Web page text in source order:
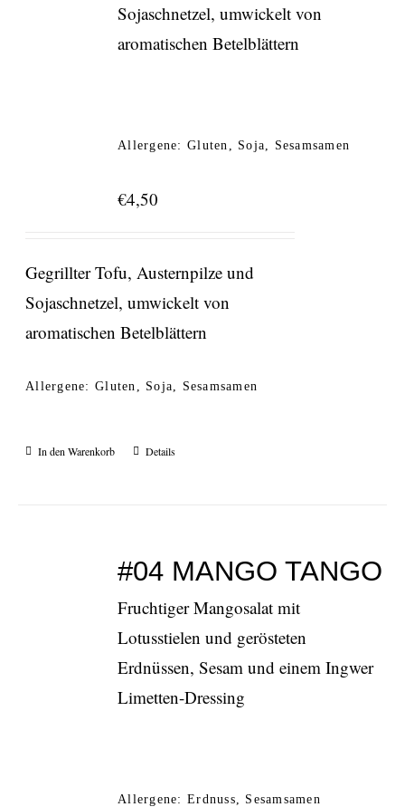
Sojaschnetzel, umwickelt von
aromatischen Betelblättern
Allergene: Gluten, Soja, Sesamsamen
€4,50
Gegrillter Tofu, Austernpilze und
Sojaschnetzel, umwickelt von
aromatischen Betelblättern
Allergene: Gluten, Soja, Sesamsamen
In den Warenkorb Details
#04 MANGO TANGO
Fruchtiger Mangosalat mit
Lotusstielen und gerösteten
Erdnüssen, Sesam und einem Ingwer
Limetten-Dressing
Allergene: Erdnuss, Sesamsamen